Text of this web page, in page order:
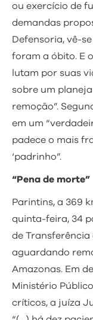
ou exercício de
demandas
Defensoria, vê-
foram a óbito. E
lutam por suas
sobre um
remoção”.
em um
padece o mais
‘padrinho”.
“Pena de morte”
Parintins, a 369
quinta-feira, 34
de Transferência
aguardando
Amazonas. Em
Ministério
críticos, a juíza